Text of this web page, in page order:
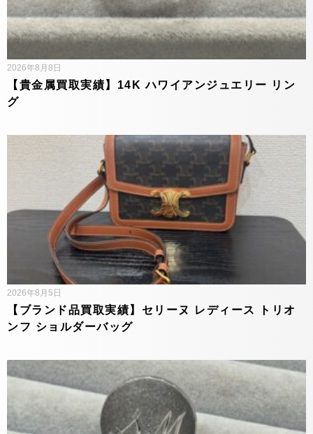
【貴金属買取実績】14K ハワイアンジュエリー リン
グ
2026年8月8日
【ブランド品買取実績】セリーヌ レディース トリオ
ンフ ショルダーバッグ
2026年8月5日